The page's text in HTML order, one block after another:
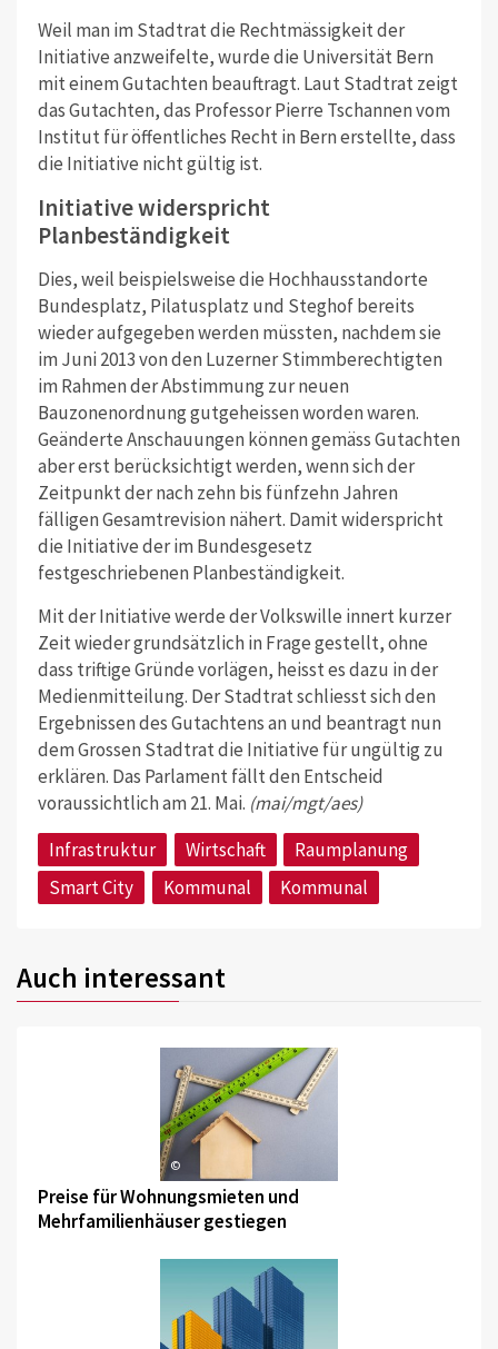
Weil man im Stadtrat die Rechtmässigkeit der
Initiative anzweifelte, wurde die Universität Bern
mit einem Gutachten beauftragt. Laut Stadtrat zeigt
das Gutachten, das Professor Pierre Tschannen vom
Institut für öffentliches Recht in Bern erstellte, dass
die Initiative nicht gültig ist.
Initiative widerspricht
Planbeständigkeit
Dies, weil beispielsweise die Hochhausstandorte
Bundesplatz, Pilatusplatz und Steghof bereits
wieder aufgegeben werden müssten, nachdem sie
im Juni 2013 von den Luzerner Stimmberechtigten
im Rahmen der Abstimmung zur neuen
Bauzonenordnung gutgeheissen worden waren.
Geänderte Anschauungen können gemäss Gutachten
aber erst berücksichtigt werden, wenn sich der
Zeitpunkt der nach zehn bis fünfzehn Jahren
fälligen Gesamtrevision nähert. Damit widerspricht
die Initiative der im Bundesgesetz
festgeschriebenen Planbeständigkeit.
Mit der Initiative werde der Volkswille innert kurzer
Zeit wieder grundsätzlich in Frage gestellt, ohne
dass triftige Gründe vorlägen, heisst es dazu in der
Medienmitteilung. Der Stadtrat schliesst sich den
Ergebnissen des Gutachtens an und beantragt nun
dem Grossen Stadtrat die Initiative für ungültig zu
erklären. Das Parlament fällt den Entscheid
voraussichtlich am 21. Mai. (mai/mgt/aes)
Infrastruktur
Wirtschaft
Raumplanung
Smart City
Kommunal Kommunal
Auch interessant
©
Preise für Wohnungsmieten und
Mehrfamilienhäuser gestiegen